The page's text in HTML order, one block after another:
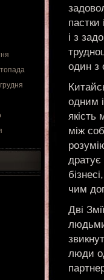
пастки
і з
один з
одним
якість
між
чим
Дві
людьми
люди